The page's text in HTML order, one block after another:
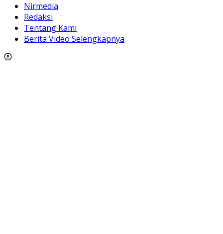
Nirmedia
Redaksi
Tentang Kami
Berita Video Selengkapnya